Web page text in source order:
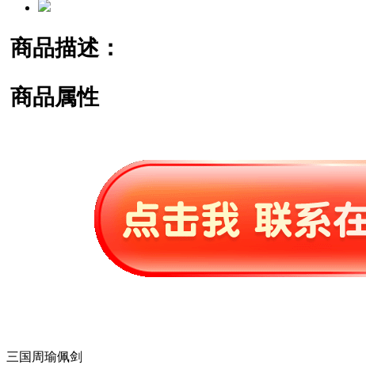
商品描述：
商品属性
三国周瑜佩剑